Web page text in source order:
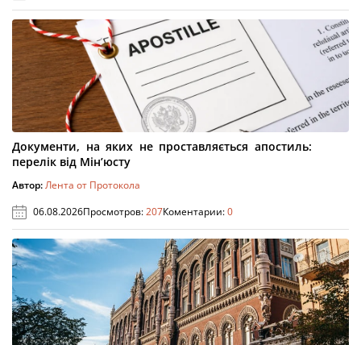
Документи, на яких не проставляється апостиль:
перелік від Мін’юсту
Автор:Лента от Протокола
06.08.2026Просмотров:207Коментарии:0